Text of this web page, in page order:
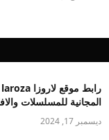
المجانية للمسلسلات
ديسمبر 17, 2024